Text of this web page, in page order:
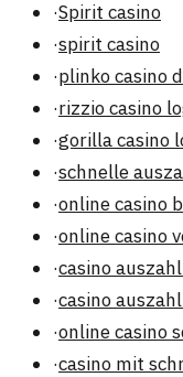
·Spirit casino
·spirit casino
·plinko casino
·rizzio casino
·gorilla casino
·schnelle
·online casino
·online casino
·casino
·casino
·online casino
·casino mit